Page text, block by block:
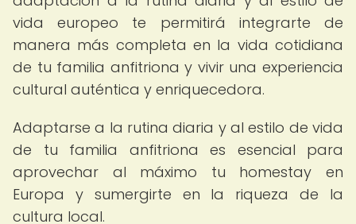
vida europeo te permitirá integrarte de
manera más completa en la vida cotidiana
de tu familia anfitriona y vivir una experiencia
cultural auténtica y enriquecedora.
Adaptarse a la rutina diaria y al estilo de vida
de tu familia anfitriona es esencial para
aprovechar al máximo tu homestay en
Europa y sumergirte en la riqueza de la
cultura local.